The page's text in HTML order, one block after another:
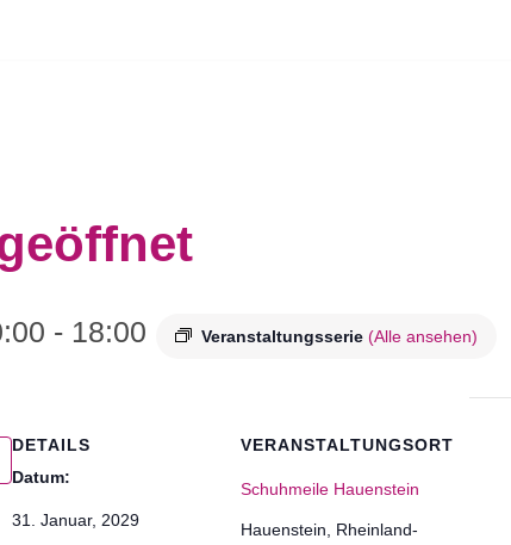
- 18:00 Veranstaltungsserie (Alle ansehen)
DETAILS
Datum:
31. Januar, 2029
VERANSTALTUNGSORT
Schuhmeile Hauenstein
Hauenstein
Rheinland-